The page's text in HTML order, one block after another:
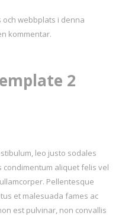
och webbplats i denna
kommentar.
2
leo justo sodales
condimentum aliquet felis vel
Pellentesque
et malesuada fames ac
est pulvinar, non convallis